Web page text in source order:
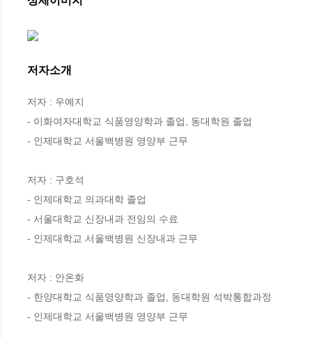
저자소개
저자 : 우예지
- 이화여자대학교 식품영양학과 졸업, 동대학원 졸업
- 인제대학교 서울백병원 영양부 근무
저자 : 구호석
- 인제대학교 의과대학 졸업
- 서울대학교 신장내과 전임의 수료
- 인제대학교 서울백병원 신장내과 근무
저자 : 안온화
- 한양대학교 식품영양학과 졸업, 동대학원 석박통합과정
- 인제대학교 서울백병원 영양부 근무